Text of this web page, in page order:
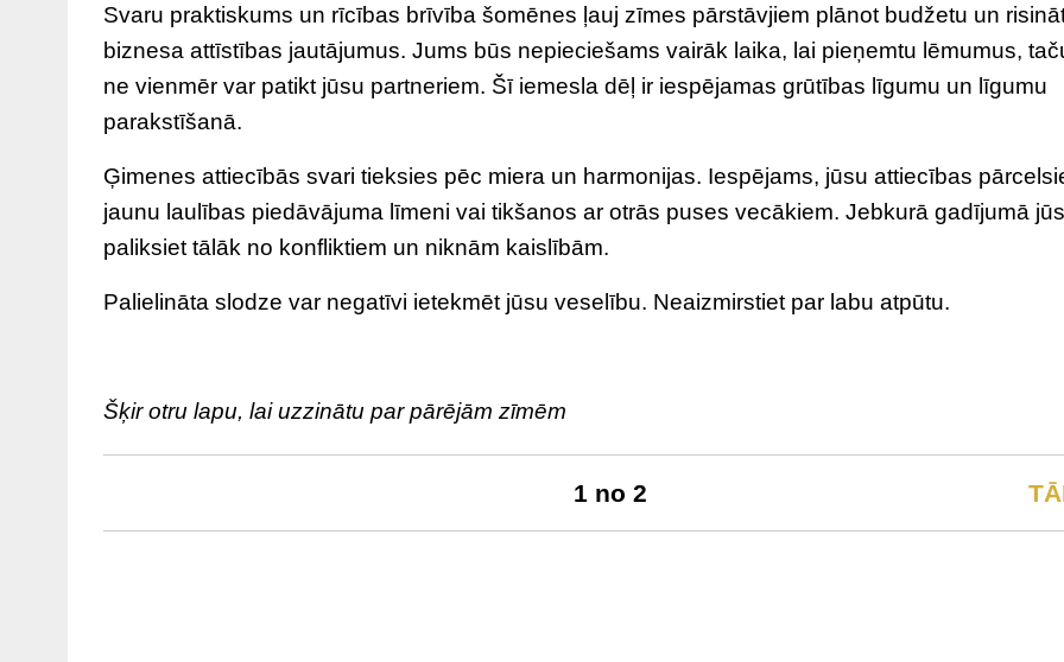
Svaru praktiskums un rīcības brīvība šomēnes ļauj zīmes pārstāvjiem plānot budžetu un
biznesa attīstības jautājumus. Jums būs nepieciešams vairāk laika, lai pieņemtu lēmumus,
ne vienmēr var patikt jūsu partneriem. Šī iemesla dēļ ir iespējamas grūtības līgumu un līgumu
parakstīšanā.
Ģimenes attiecībās svari tieksies pēc miera un harmonijas. Iespējams, jūsu attiecības
jaunu laulības piedāvājuma līmeni vai tikšanos ar otrās puses vecākiem. Jebkurā gadījumā jūs
paliksiet tālāk no konfliktiem un niknām kaislībām.
Palielināta slodze var negatīvi ietekmēt jūsu veselību. Neaizmirstiet par labu atpūtu.
Šķir otru lapu, lai uzzinātu par pārējām zīmēm
1 no 2